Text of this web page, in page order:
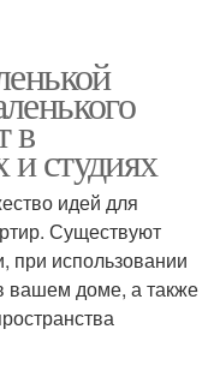
в
студиях
идей для
Существуют
при использовании
вашем доме, а также